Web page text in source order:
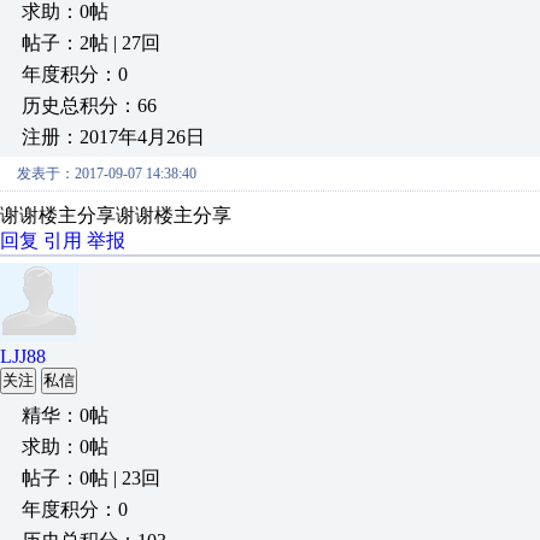
求助：0帖
帖子：2帖 | 27回
年度积分：0
历史总积分：66
注册：2017年4月26日
发表于：2017-09-07 14:38:40
谢谢楼主分享谢谢楼主分享
回复 引用 举报
LJJ88
关注 私信
精华：0帖
求助：0帖
帖子：0帖 | 23回
年度积分：0